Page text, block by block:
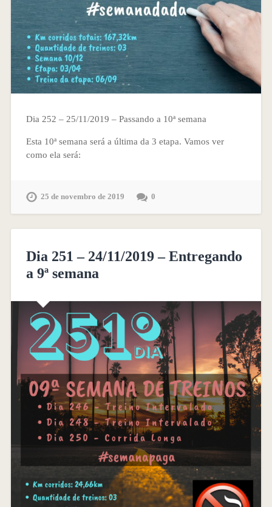
Dia 252 – 25/11/2019 – Passando a 10ª semana
Esta 10ª semana será a última da 3 etapa. Vamos ver
como ela será:
25 de novembro de 2019 0
Dia 251 – 24/11/2019 – Entregando
a 9ª semana